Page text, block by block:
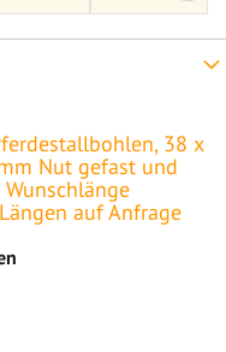
38 x
Nut gefast und
auf Anfrage